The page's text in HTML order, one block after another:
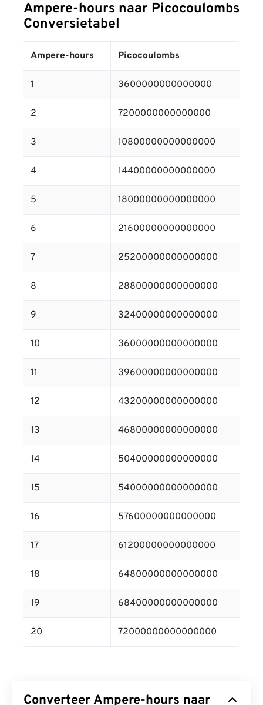
Ampere-hours naar Picocoulombs
Conversietabel
Ampere-hours Picocoulombs
1 3600000000000000
2 7200000000000000
3 10800000000000000
4 14400000000000000
5 18000000000000000
6 21600000000000000
7 25200000000000000
8 28800000000000000
9 32400000000000000
10 36000000000000000
11 39600000000000000
12 43200000000000000
13 46800000000000000
14 50400000000000000
15 54000000000000000
16 57600000000000000
17 61200000000000000
18 64800000000000000
19 68400000000000000
20 72000000000000000
Converteer Ampere-hours naar